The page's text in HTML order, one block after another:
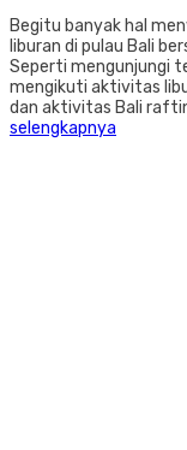
Begitu banyak hal
liburan di pulau Bali
Seperti mengunjungi
mengikuti aktivitas
dan aktivitas Bali
selengkapnya